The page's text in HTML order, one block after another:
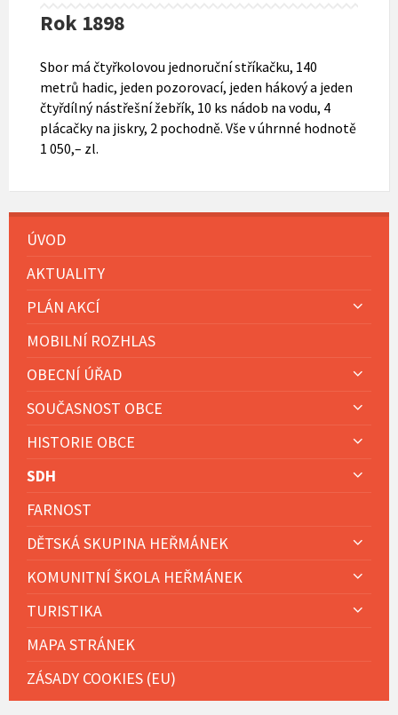
Rok 1898
Sbor má čtyřkolovou jednoruční stříkačku, 140
metrů hadic, jeden pozorovací, jeden hákový a jeden
čtyřdílný nástřešní žebřík, 10 ks nádob na vodu, 4
plácačky na jiskry, 2 pochodně. Vše v úhrnné hodnotě
1 050,– zl.
ÚVOD
AKTUALITY
PLÁN AKCÍ
MOBILNÍ ROZHLAS
OBECNÍ ÚŘAD
SOUČASNOST OBCE
HISTORIE OBCE
SDH
FARNOST
DĚTSKÁ SKUPINA HEŘMÁNEK
KOMUNITNÍ ŠKOLA HEŘMÁNEK
TURISTIKA
MAPA STRÁNEK
ZÁSADY COOKIES (EU)